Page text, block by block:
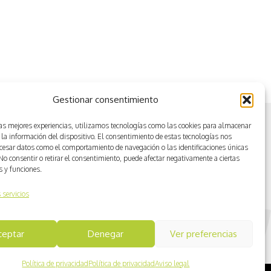
Gestionar consentimiento
mejores experiencias, utilizamos tecnologías como las cookies para almacenar
la información del dispositivo. El consentimiento de estas tecnologías nos
datos como el comportamiento de navegación o las identificaciones únicas
consentir o retirar el consentimiento, puede afectar negativamente a ciertas
y funciones.
servicios
Denegar Ver preferencias
Política de privacidadPolítica de privacidadAviso legal
motor